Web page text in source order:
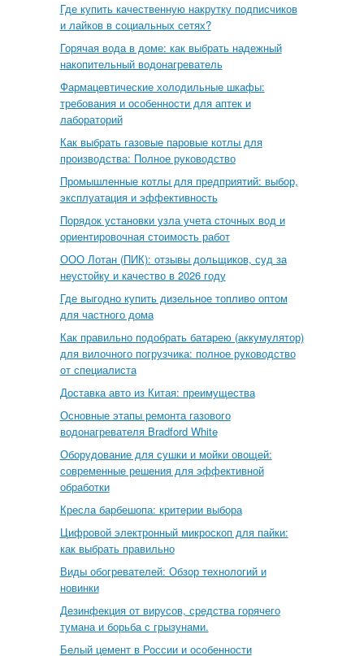
Где купить качественную накрутку подписчиков
и лайков в социальных сетях?
Горячая вода в доме: как выбрать надежный
накопительный водонагреватель
Фармацевтические холодильные шкафы:
требования и особенности для аптек и
лабораторий
Как выбрать газовые паровые котлы для
производства: Полное руководство
Промышленные котлы для предприятий: выбор,
эксплуатация и эффективность
Порядок установки узла учета сточных вод и
ориентировочная стоимость работ
ООО Лотан (ПИК): отзывы дольщиков, суд за
неустойку и качество в 2026 году
Где выгодно купить дизельное топливо оптом
для частного дома
Как правильно подобрать батарею (аккумулятор)
для вилочного погрузчика: полное руководство
от специалиста
Доставка авто из Китая: преимущества
Основные этапы ремонта газового
водонагревателя Bradford White
Оборудование для сушки и мойки овощей:
современные решения для эффективной
обработки
Кресла барбешопа: критерии выбора
Цифровой электронный микроскоп для пайки:
как выбрать правильно
Виды обогревателей: Обзор технологий и
новинки
Дезинфекция от вирусов, средства горячего
тумана и борьба с грызунами.
Белый цемент в России и особенности